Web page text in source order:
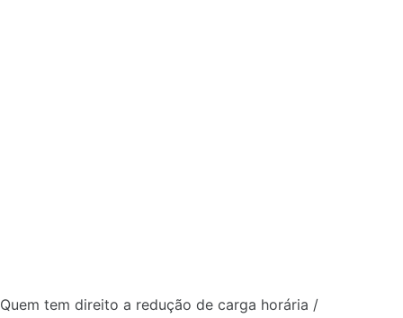
Quem tem direito a redução de carga horária /